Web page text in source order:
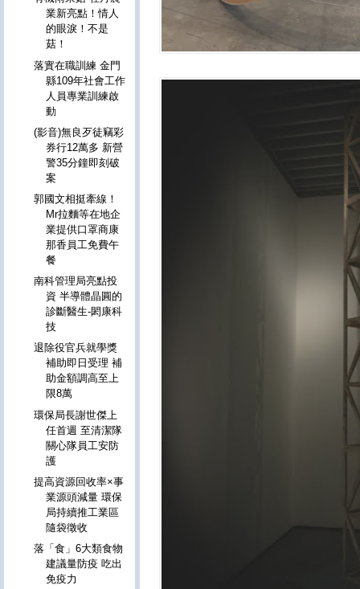
業新亮點！情人
的眼淚！不是
菇！
落實在職訓練 金門
縣109年社會工作
人員專業訓練啟
動
(影音)無良歹徒竊彩
券行12萬多 新營
警35分鐘即刻破
案
郭國文相挺牽線！
Mr拉麵等在地企
業提供口罩商康
那香員工免費午
餐
南科管理局亮點投
資 半導體晶圓的
診斷醫生-閎康科
技
退除役官兵就學獎
補助即日受理 補
助金額調高至上
限8萬
環保局長謝世傑上
任首週 至清潔隊
關心隊員工安防
護
提高資源回收率×事
業源頭減量 環保
局持續推工業區
隨袋徵收
落「食」6大類食物
建議量防疫 吃出
免疫力